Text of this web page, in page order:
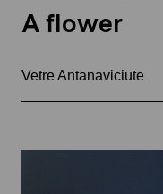
A flower
Vetre Antanaviciute